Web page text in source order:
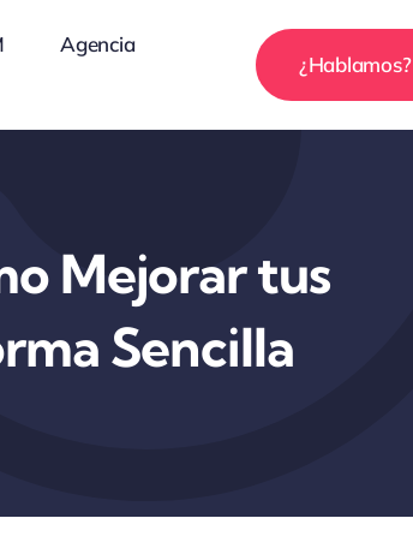
Agencia
¿Hablamos?
Mejorar tus
Sencilla